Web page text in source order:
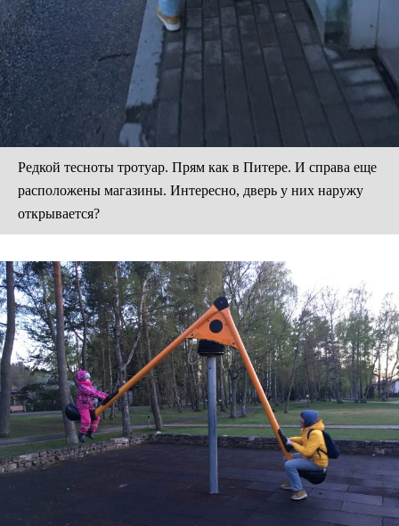
Редкой тесноты тротуар. Прям как в Питере. И справа еще
расположены магазины. Интересно, дверь у них наружу
открывается?